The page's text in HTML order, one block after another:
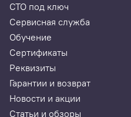
СТО под ключ
Сервисная служба
Обучение
Сертификаты
Реквизиты
Гарантии и возврат
Новости и акции
Статьи и обзоры